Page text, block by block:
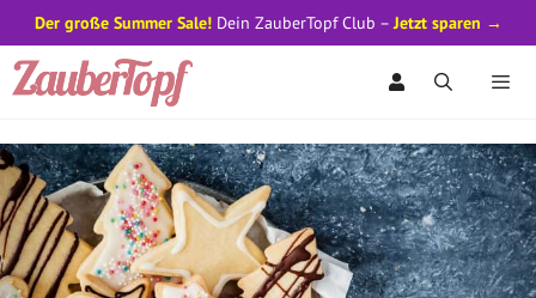
Zum
Inhalt
Der große Summer Sale!Dein ZauberTopf Club –Jetzt sparen →